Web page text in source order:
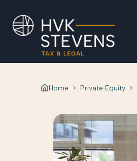
Home > Private Equity >